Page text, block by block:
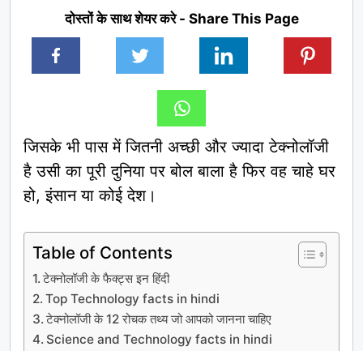
दोस्तों के साथ शेयर करे - Share This Page
जिसके भी पास में जितनी अच्छी और ज्यादा टेक्नोलॉजी
है उसी का पूरी दुनिया पर बोल बाला है फिर वह चाहे घर
हो, इंसान या कोई देश।
Table of Contents
टेक्नोलॉजी के फैक्ट्स इन हिंदी
Top Technology facts in hindi
टेक्नोलॉजी के 12 रोचक तथ्य जो आपको जानना चाहिए
Science and Technology facts in hindi